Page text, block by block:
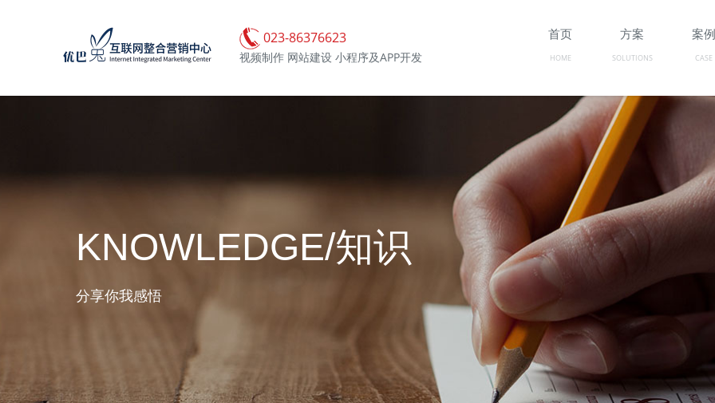
023-86376623
视频制作 网站建设 小程序及APP开发
首页
HOME
方案
SOLUTIONS
案例
CASE
KNOWLEDGE/知识
分享你我感悟